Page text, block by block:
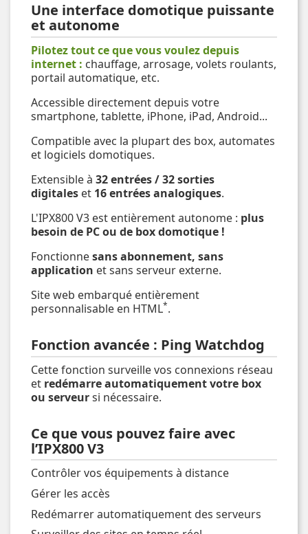
Une interface domotique puissante
et autonome
Pilotez tout ce que vous voulez depuis
internet : chauffage, arrosage, volets roulants,
portail automatique, etc.
Accessible directement depuis votre
smartphone, tablette, iPhone, iPad, Android...
Compatible avec la plupart des box, automates
et logiciels domotiques.
Extensible à 32 entrées / 32 sorties
digitales et 16 entrées analogiques.
L'IPX800 V3 est entièrement autonome : plus
besoin de PC ou de box domotique !
Fonctionnesans abonnement, sans
application et sans serveur externe.
Site web embarqué entièrement
personnalisable en HTML*.
Fonction avancée : Ping Watchdog
Cette fonction surveille vos connexions réseau
et redémarre automatiquement votre box
ou serveursi nécessaire.
Ce que vous pouvez faire avec
l’IPX800 V3
Contrôler vos équipements à distance
Gérer les accès
Redémarrer automatiquement des serveurs